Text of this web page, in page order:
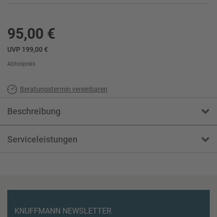
95,00 €
UVP 199,00 €
Abholpreis
Beratungstermin vereinbaren
Beschreibung
Serviceleistungen
KNUFFMANN NEWSLETTER